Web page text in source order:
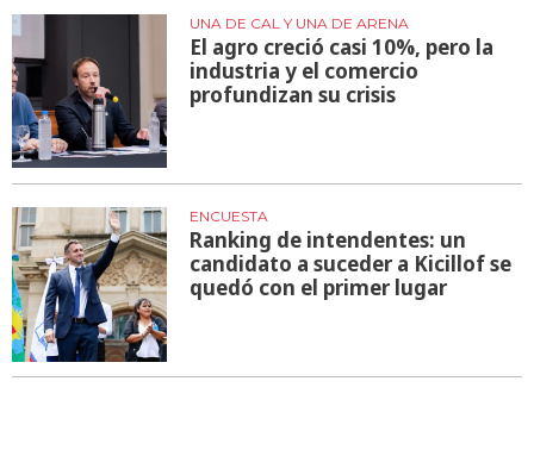
UNA DE CAL Y UNA DE ARENA
El agro creció casi 10%, pero la
industria y el comercio
profundizan su crisis
ENCUESTA
Ranking de intendentes: un
candidato a suceder a Kicillof se
quedó con el primer lugar